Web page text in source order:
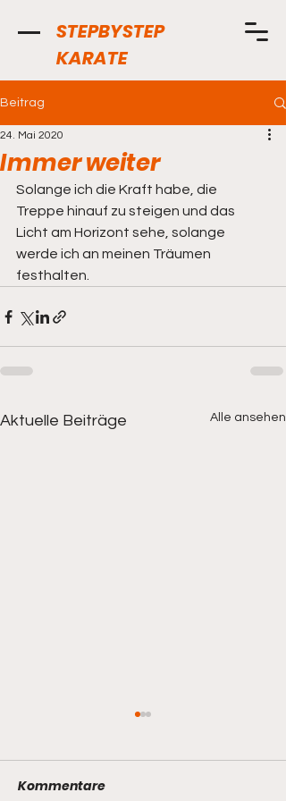
STEPBYSTEP
KARATE
Beitrag
Immer weiter
24. Mai 2020
Solange ich die Kraft habe, die
Treppe hinauf zu steigen und das
Licht am Horizont sehe, solange
werde ich an meinen Träumen
festhalten.
Aktuelle Beiträge Alle ansehen
Kommentare